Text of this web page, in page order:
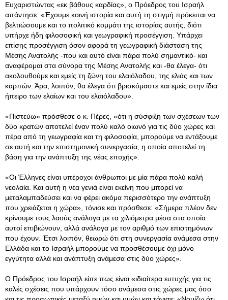
Ευχαριστώντας «εκ βάθους καρδίας», ο Πρόεδρος του Ισραήλ
απάντησε: «Έχουμε κοινή ιστορία και αυτή τη στιγμή πρόκειται να
βελτιώσουμε και το πολιτικό κομμάτι της ιστορίας αυτής, διότι
υπήρχε ήδη φιλοσοφική και γεωγραφική προσέγγιση. Υπάρχει
επίσης προσέγγιση όσον αφορά τη γεωγραφική διάσταση της
Μέσης Ανατολής -που και αυτό είναι πάρα πολύ σημαντικό- και
αναφέρομαι στα σύνορα της Μέσης Ανατολής και -θα έλεγα- ότι
ακολουθούμε και εμείς τη ζώνη του ελαιόλαδου, της ελιάς και των
καρπών. Άρα, λοιπόν, θα έλεγα ότι βρισκόμαστε και εμείς στην ίδια
ήπειρο των ελαίων και του ελαιόλαδου».
«Πιστεύω» πρόσθεσε ο κ. Πέρες, «ότι η σύσφιξη των σχέσεων των
δύο κρατών αποτελεί έναν πολύ καλό οιωνό για τις δύο χώρες και
πέρα από τη γεωγραφία και τη φιλοσοφία, μπορούμε να εντάξουμε
σε αυτή και την επιστημονική συνεργασία, η οποία αποτελεί τη
βάση για την ανάπτυξη της νέας εποχής».
«Οι Έλληνες είναι υπέροχοι άνθρωποι με μία πάρα πολύ καλή
νεολαία. Και αυτή η νέα γενιά είναι εκείνη που μπορεί να
μεταλαμπαδεύσει και να φέρει ακόμα περισσότερο την ανάπτυξη
που χρειάζεται η χώρα», τόνισε και πρόσθεσε: «Σήμερα πλέον δεν
κρίνουμε τους λαούς ανάλογα με τα χιλιόμετρα μέσα στα οποία
αυτοί επιβιώνουν, αλλά ανάλογα με τον αριθμό των επιστημόνων
που έχουν. Έτσι λοιπόν, θεωρώ ότι στη συνεργασία ανάμεσα στην
Ελλάδα και το Ισραήλ μπορούμε να προσθέσουμε όχι μόνο
εγγύτητα αλλά και ανάπτυξη ανάμεσα στις δύο χώρες».
Ο Πρόεδρος του Ισραήλ είπε πως είναι «ιδιαίτερα ευτυχής για τις
καλές σχέσεις που υπάρχουν τόσο ανάμεσα στις χώρες μας όσο